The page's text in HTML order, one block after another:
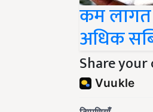
कम लागत
अधिक
Share